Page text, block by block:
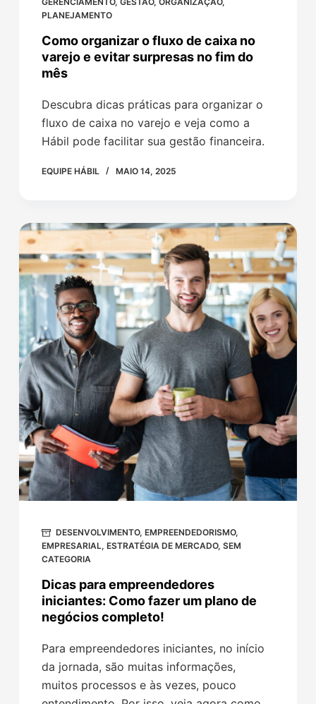
PLANEJAMENTO
Como organizar o fluxo de caixa no
varejo e evitar surpresas no fim do
mês
Descubra dicas práticas para organizar o
fluxo de caixa no varejo e veja como a
Hábil pode facilitar sua gestão financeira.
EQUIPE HÁBIL MAIO 14, 2025
DESENVOLVIMENTO, EMPREENDEDORISMO,
EMPRESARIAL, ESTRATÉGIA DE MERCADO, SEM
CATEGORIA
Dicas para empreendedores
iniciantes: Como fazer um plano de
negócios completo!
Para empreendedores iniciantes, no início
da jornada, são muitas informações,
muitos processos e às vezes, pouco